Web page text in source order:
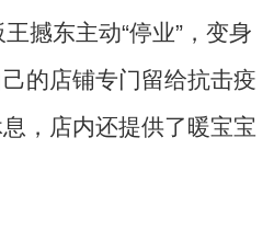
撼东主动“停业”，变身
的店铺专门留给抗击疫
，店内还提供了暖宝宝